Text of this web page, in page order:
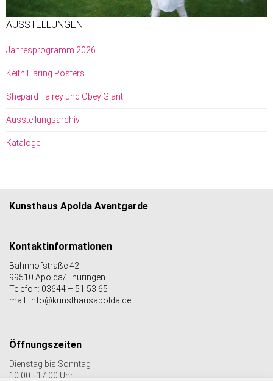
AUSSTELLUNGEN
Jahresprogramm 2026
Keith Haring Posters
Shepard Fairey und Obey Giant
Ausstellungsarchiv
Kataloge
Kunsthaus Apolda Avantgarde
Kontaktinformationen
Bahnhofstraße 42
99510 Apolda/Thüringen
Telefon: 03644 – 51 53 65
mail: info@kunsthausapolda.de
Öffnungszeiten
Dienstag bis Sonntag
10.00 - 17.00 Uhr